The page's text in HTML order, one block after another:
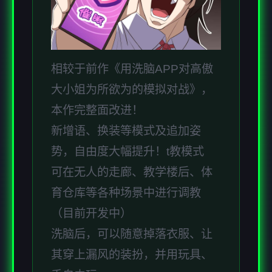
相较于前作《用洗脑APP对高傲
大小姐为所欲为的模拟对战》，
本作完整面改进！
新增语、换装等模式及追加姿
势，自由度大幅提升！t教模式
可在无人的走廊、教学楼后、体
育仓库等各种场景中进行调教
（目前开发中）
洗脑后，可以随意掉落衣服、让
其穿上漏风的装扮，并用玩具、